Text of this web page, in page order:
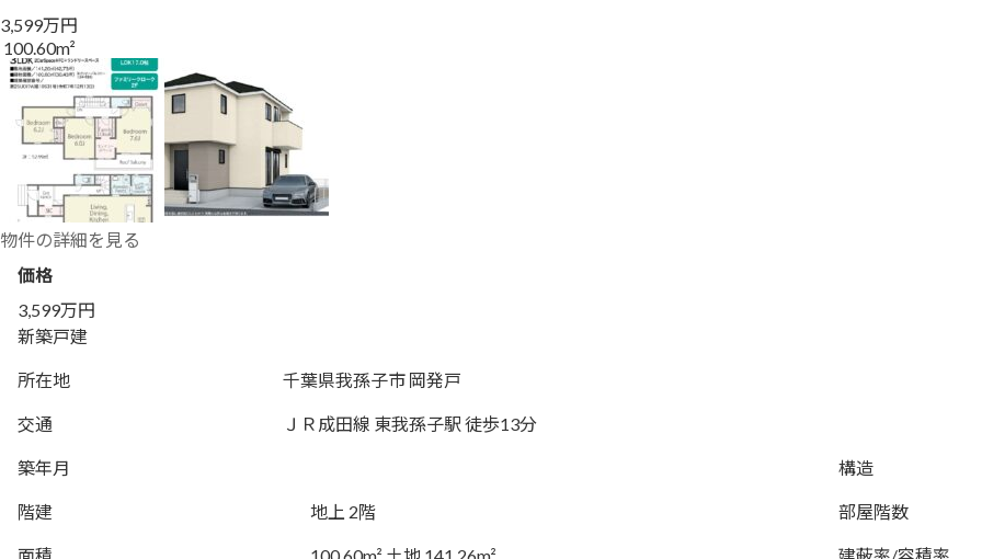
3,599万円
100.60m²
物件の詳細を見る
価格
3,599万円
新築戸建
所在地 千葉県我孫子市 岡発戸
交通 ＪＲ成田線 東我孫子駅 徒歩13分
築年月 構造
階建 地上 2階 部屋階数